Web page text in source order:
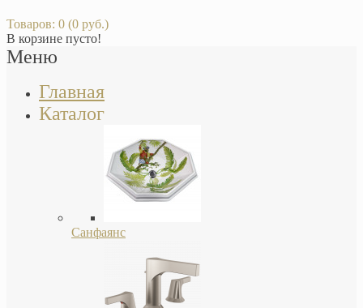
Товаров: 0 (0 руб.)
В корзине пусто!
Меню
Главная
Каталог
Санфаянс